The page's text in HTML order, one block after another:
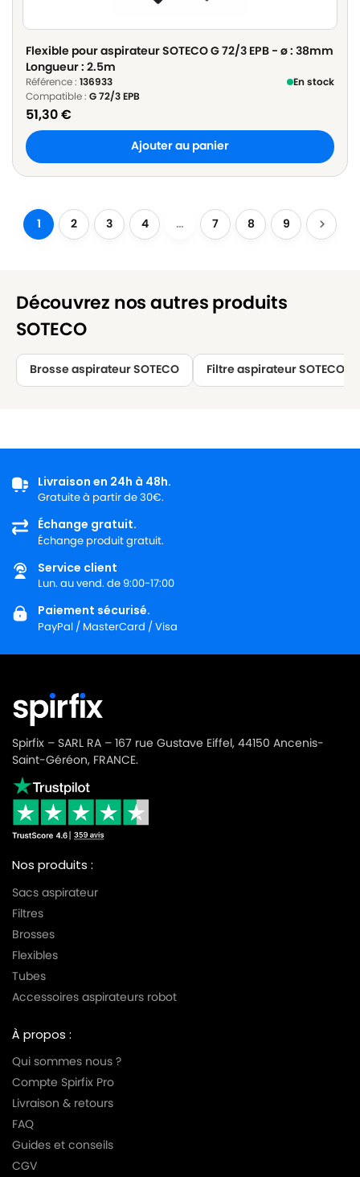
Flexible pour aspirateur SOTECO G 72/3 EPB - ø : 38mm
Longueur : 2.5m
Référence : 136933
En stock
Compatible : G 72/3 EPB
51,30€
Ajouter au panier
1 2 3 4 … 7 8 9
Découvrez nos autres produits
SOTECO
Brosse aspirateur SOTECO Filtre aspirateur SOTECO
Livraison en 24h à 48h.
Gratuite à partir de 30€.
Échange gratuit.
Échange produit gratuit.
Service client
Lun. au vend. de 9:00-17:00
Paiement sécurisé.
PayPal / MasterCard / Visa
Spirfix – SARL RA – 167 rue Gustave Eiffel, 44150 Ancenis-
Saint-Géréon, FRANCE.
Nos produits :
Sacs aspirateur
Filtres
Brosses
Flexibles
Tubes
Accessoires aspirateurs robot
À propos :
Qui sommes nous ?
Compte Spirfix Pro
Livraison & retours
FAQ
Guides et conseils
CGV